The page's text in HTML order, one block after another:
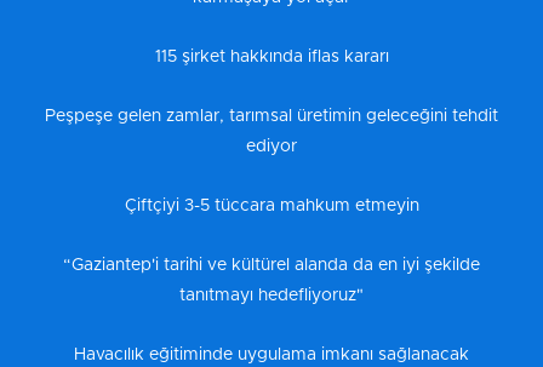
115 şirket hakkında iflas kararı
Peşpeşe gelen zamlar, tarımsal üretimin geleceğini tehdit
ediyor
Çiftçiyi 3-5 tüccara mahkum etmeyin
“Gaziantep'i tarihi ve kültürel alanda da en iyi şekilde
tanıtmayı hedefliyoruz"
Havacılık eğitiminde uygulama imkanı sağlanacak